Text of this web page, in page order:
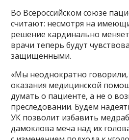
Во Всероссийском союзе
считают: несмотря на
решение кардинально
врачи теперь будут
защищенными.
«Мы неоднократно говорили,
оказания медицинской
думать о пациенте, а не о
преследовании. Будем
УК позволит избавить
дамоклова меча над их